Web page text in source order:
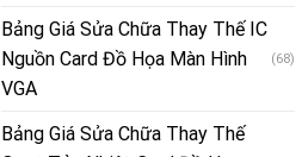
Bảng Giá Sửa Chữa Thay Thế IC
Nguồn Card Đồ Họa Màn Hình
VGA
(68)
Bảng Giá Sửa Chữa Thay Thế